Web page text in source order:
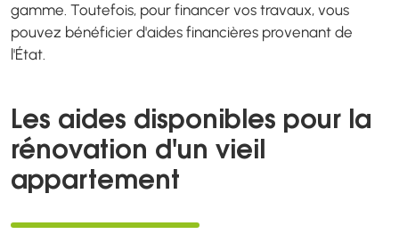
gamme. Toutefois, pour financer vos travaux, vous
pouvez bénéficier d'aides financières provenant de
l'État.
Les aides disponibles pour la
rénovation d'un vieil
appartement